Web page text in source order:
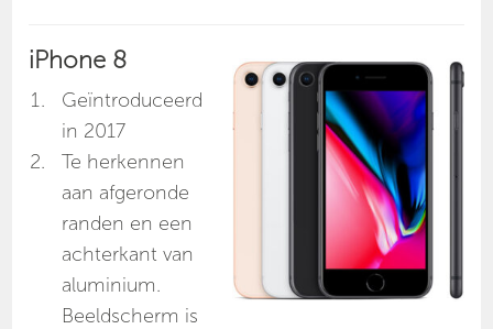
iPhone 8
Geïntroduceerd
in 2017
Te herkennen
aan afgeronde
randen en een
achterkant van
aluminium.
Beeldscherm is